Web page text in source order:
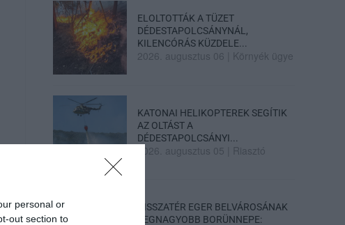
personal or
out section to
ELOLTOTTÁK A TÜZET
DÉDESTAPOLCSÁNYNÁL,
KILENCÓRÁS KÜZDELE...
2026. augusztus 06 Környék ügye
KATONAI HELIKOPTEREK SEGÍTIK
AZ OLTÁST A
DÉDESTAPOLCSÁNYI...
2026. augusztus 05 Riasztó
VISSZATÉR EGER BELVÁROSÁNAK
LEGNAGYOBB BORÜNNEPE: